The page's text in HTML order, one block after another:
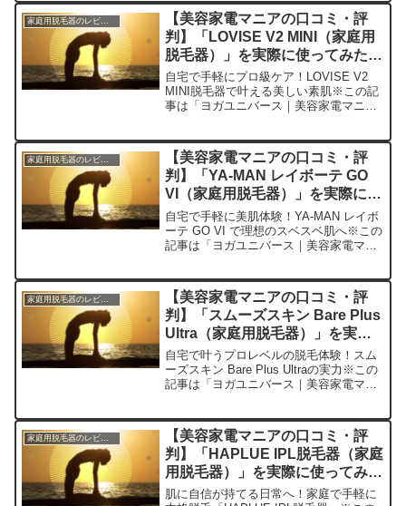
ティンを大きく変えてくれた家庭用脱毛
器「BoS...
家庭用脱毛器のレビュー
【美容家電マニアの口コミ・評
判】「LOVISE V2 MINI（家庭用
脱毛器）」を実際に使ってみた正
直感想
自宅で手軽にプロ級ケア！LOVISE V2
MINI脱毛器で叶える美しい素肌※この記
事は「ヨガユニバース｜美容家電マニア
部が紹介したいのが「LOVISE V2
MINI...
家庭用脱毛器のレビュー
【美容家電マニアの口コミ・評
判】「YA-MAN レイボーテ GO
VI（家庭用脱毛器）」を実際に使
ってみた正直感想
自宅で手軽に美肌体験！YA-MAN レイボ
ーテ GO VI で理想のスベスベ肌へ※この
記事は「ヨガユニバース｜美容家電マニ
集部が紹介したいのが「YA-MAN レイボ
ーテ...
【美容家電マニアの口コミ・評
判】「スムーズスキン Bare Plus
Ultra（家庭用脱毛器）」を実際
に使ってみた正直感想
自宅で叶うプロレベルの脱毛体験！スム
ーズスキン Bare Plus Ultraの実力※この
記事は「ヨガユニバース｜美容家電マニ
集部が紹介したいのが「スムーズスキン
Ba...
家庭用脱毛器のレビュー
【美容家電マニアの口コミ・評
判】「HAPLUE IPL脱毛器（家庭
用脱毛器）」を実際に使ってみた
正直感想
肌に自信が持てる日常へ！家庭で手軽に